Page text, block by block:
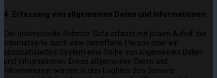
4. Erfassung von allgemeinen Daten und Informationen
Die Internetseite Schmitz Sofa erfasst mit jedem Aufruf der
Internetseite durch eine betroffene Person oder ein
automatisiertes System eine Reihe von allgemeinen Daten
und Informationen. Diese allgemeinen Daten und
Informationen werden in den Logfiles des Servers